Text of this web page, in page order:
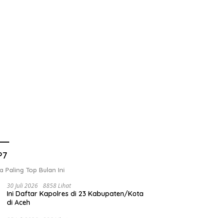
Park Kota Sabang
Paling Top Bulan Ini
30 Juli 2026 8858 Lihat
Ini Daftar Kapolres di 23 Kabupaten/Kota
di Aceh